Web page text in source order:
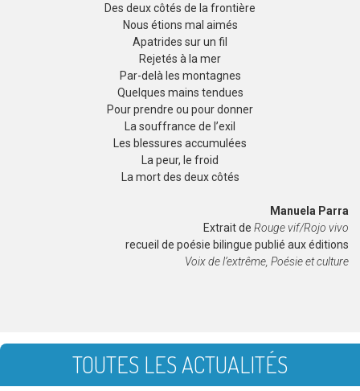
Des deux côtés de la frontière
Nous étions mal aimés
Apatrides sur un fil
Rejetés à la mer
Par-delà les montagnes
Quelques mains tendues
Pour prendre ou pour donner
La souffrance de l’exil
Les blessures accumulées
La peur, le froid
La mort des deux côtés
Manuela Parra
Extrait de Rouge vif/Rojo vivo
recueil de poésie bilingue publié aux éditions
Voix de l’extrême, Poésie et culture
TOUTES LES ACTUALITÉS